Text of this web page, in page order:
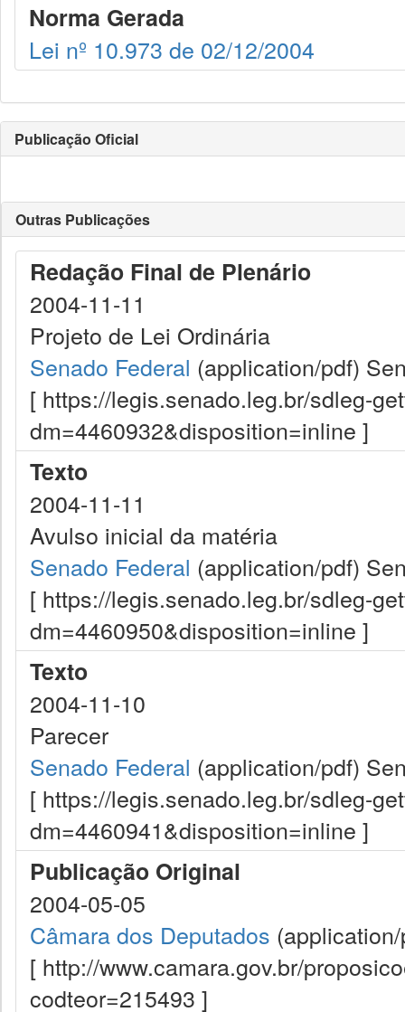
Norma Gerada
Lei nº 10.973 de 02/12/2004
Publicação Oficial
Outras Publicações
Redação Final de Plenário
2004-11-11
Projeto de Lei Ordinária
Senado Federal (application/pdf)
[ https://legis.senado.leg.br/sdleg-
dm=4460932&disposition=inline ]
Texto
2004-11-11
Avulso inicial da matéria
Senado Federal (application/pdf)
[ https://legis.senado.leg.br/sdleg-
dm=4460950&disposition=inline ]
Texto
2004-11-10
Parecer
Senado Federal (application/pdf)
[ https://legis.senado.leg.br/sdleg-
dm=4460941&disposition=inline ]
Publicação Original
2004-05-05
Câmara dos Deputados
[ http://www.camara.gov.br/
codteor=215493 ]